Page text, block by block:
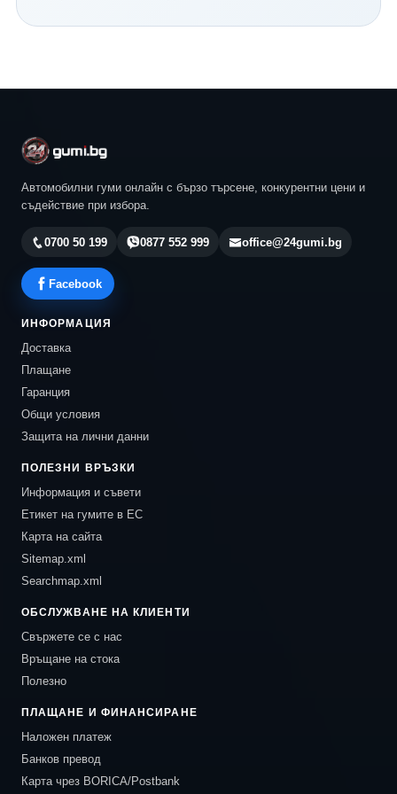
Автомобилни гуми онлайн с бързо търсене, конкурентни цени и
съдействие при избора.
0700 50 199 0877 552 999 office@24gumi.bg
Facebook
ИНФОРМАЦИЯ
Доставка
Плащане
Гаранция
Общи условия
Защита на лични данни
ПОЛЕЗНИ ВРЪЗКИ
Информация и съвети
Етикет на гумите в ЕС
Карта на сайта
Sitemap.xml
Searchmap.xml
ОБСЛУЖВАНЕ НА КЛИЕНТИ
Свържете се с нас
Връщане на стока
Полезно
ПЛАЩАНЕ И ФИНАНСИРАНЕ
Наложен платеж
Банков превод
Карта чрез BORICA/Postbank